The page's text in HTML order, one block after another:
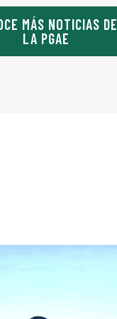
MÁS NOTICIAS DE
LA PGAE